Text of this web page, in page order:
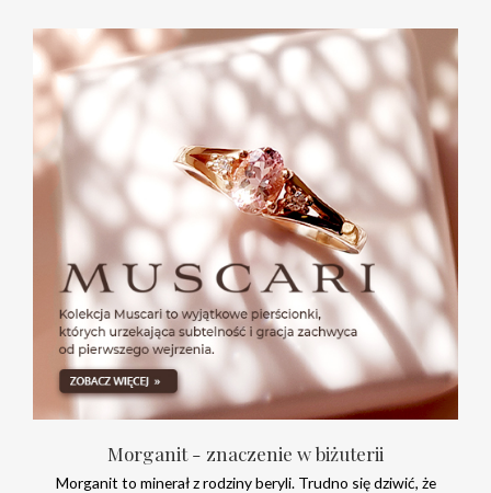
Morganit - znaczenie w biżuterii
Morganit to minerał z rodziny beryli. Trudno się dziwić, że